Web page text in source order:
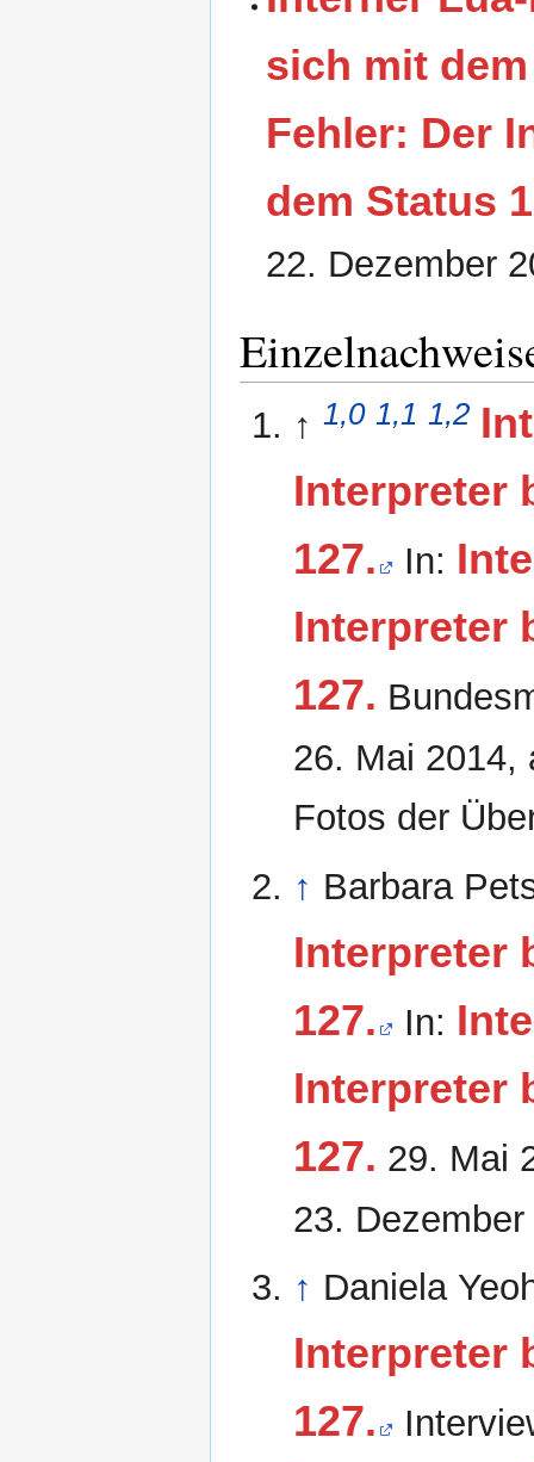
sich mit
Fehler: Der
dem Status
22. Dezember
↑ 1,0 1,1 1,2
Interpreter
127.
In:
Interpreter
127.
26. Mai 2014,
Fotos der
↑ Barbara
Interpreter
127.
In:
Interpreter
127. 29. Mai
23. Dezember
↑ Daniela
Interpreter
127.